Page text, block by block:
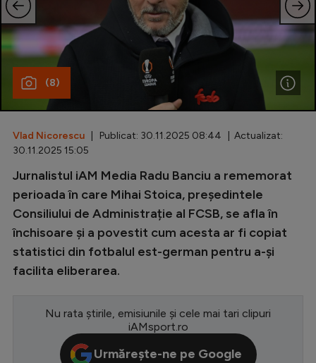
Fotbal feminin
Champions League
Europa League
Conference League
CM 2026
LaLiga
Serie A
(8)
Vlad Nicorescu | Publicat: 30.11.2025 08:44 | Actualizat:
30.11.2025 15:05
Jurnalistul iAM Media Radu Banciu a rememorat
perioada în care Mihai Stoica, președintele
Consiliului de Administrație al FCSB, se afla în
închisoare și a povestit cum acesta ar fi copiat
statistici din fotbalul est-german pentru a-și
facilita eliberarea.
Nu rata știrile, emisiunile și cele mai tari clipuri
iAMsport.ro
Urmărește-ne pe Google